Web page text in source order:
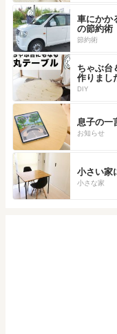
車にかか
の節約術
節約術
ちゃぶ台
作りまし
DIY
息子の一
お知らせ
小さい家
小さな家